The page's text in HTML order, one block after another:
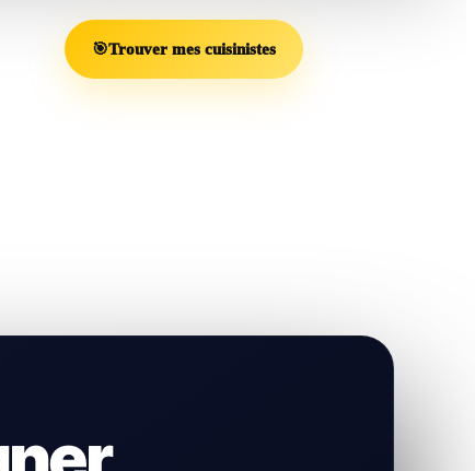
🎯Trouver mes cuisinistes